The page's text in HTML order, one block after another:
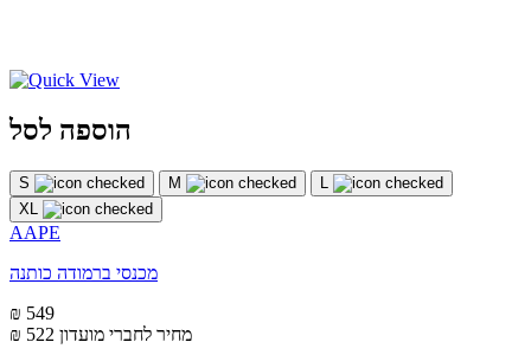
הוספה לסל
S M
L
XL
AAPE
מכנסי ברמודה כותנה
₪ 549
₪ 522 מחיר לחברי מועדון